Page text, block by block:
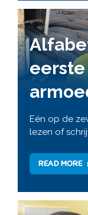
eerste
Eén op de
lezen of
READ MORE